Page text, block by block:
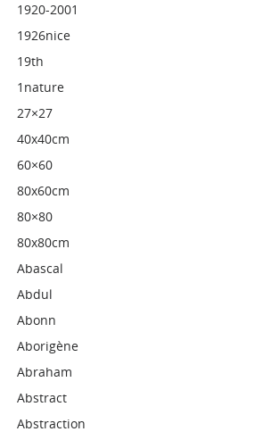
1920-2001
1926nice
19th
1nature
27×27
40x40cm
60×60
80x60cm
80×80
80x80cm
Abascal
Abdul
Abonn
Aborigène
Abraham
Abstract
Abstraction